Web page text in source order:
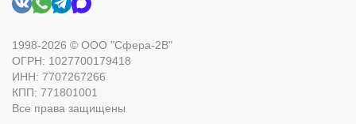
1998-2026 © ООО "Сфера-2В"
ОГРН: 1027700179418
ИНН: 7707267266
КПП: 771801001
Все права защищены